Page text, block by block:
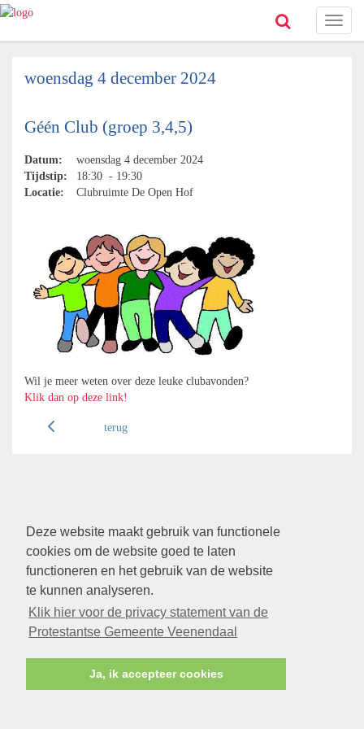
Deze website maakt gebruik van functionele
cookies om de website goed te laten
functioneren en het gebruik van de website
te kunnen analyseren.
Klik hier voor de privacy statement van de
Protestantse Gemeente Veenendaal
Ja, ik accepteer cookies
Toggle
woensdag 4 december 2024
Géén Club (groep 3,4,5)
Datum:
woensdag 4 december 2024
Tijdstip:
18:30 - 19:30
Locatie:
Clubruimte De Open Hof
Wil je meer weten over deze leuke clubavonden?
Klik dan op deze link!
terug